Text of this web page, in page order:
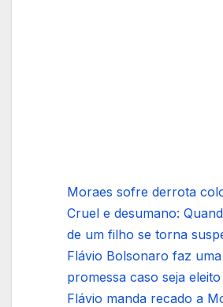
Moraes sofre derrota
Cruel e desumano:
de um filho se torna
Flávio Bolsonaro faz
promessa caso seja eleito
Flávio manda recado a